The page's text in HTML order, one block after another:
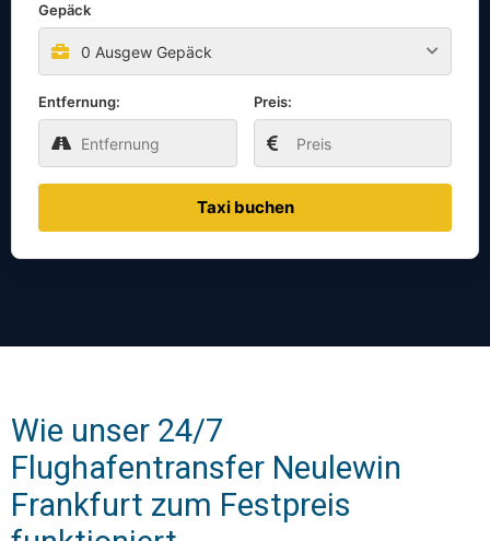
Gepäck
0 Ausgew Gepäck
Entfernung: Preis:
Taxi buchen
Wie unser 24/7
Flughafentransfer Neulewin
Frankfurt zum Festpreis